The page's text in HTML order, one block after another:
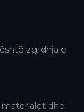
zgjidhja e
dhe